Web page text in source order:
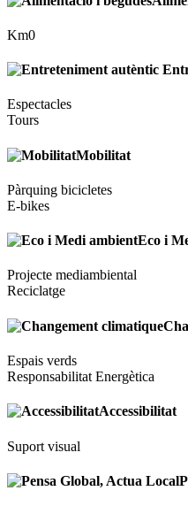
Km0
Espectacles
Tours
Mobilitat
Pàrquing bicicletes
E-bikes
Eco i
Projecte mediambiental
Reciclatge
Espais verds
Responsabilitat Energètica
Accessibilitat
Suport visual